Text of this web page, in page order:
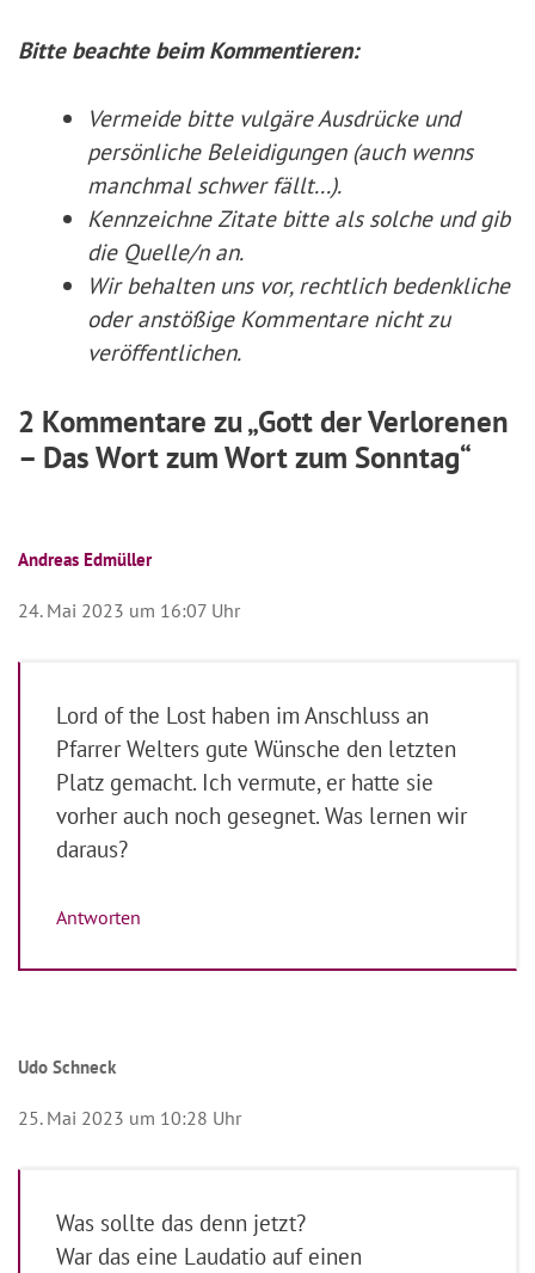
Bitte beachte beim Kommentieren:
Vermeide bitte vulgäre Ausdrücke und
persönliche Beleidigungen (auch wenns
manchmal schwer fällt...).
Kennzeichne Zitate bitte als solche und gib
die Quelle/n an.
Wir behalten uns vor, rechtlich bedenkliche
oder anstößige Kommentare nicht zu
veröffentlichen.
2 Kommentare zu „Gott der Verlorenen
– Das Wort zum Wort zum Sonntag “
Andreas Edmüller
24. Mai 2023 um 16:07 Uhr
Lord of the Lost haben im Anschluss an
Pfarrer Welters gute Wünsche den letzten
Platz gemacht. Ich vermute, er hatte sie
vorher auch noch gesegnet. Was lernen wir
daraus?
Antworten
Udo Schneck
25. Mai 2023 um 10:28 Uhr
Was sollte das denn jetzt?
War das eine Laudatio auf einen